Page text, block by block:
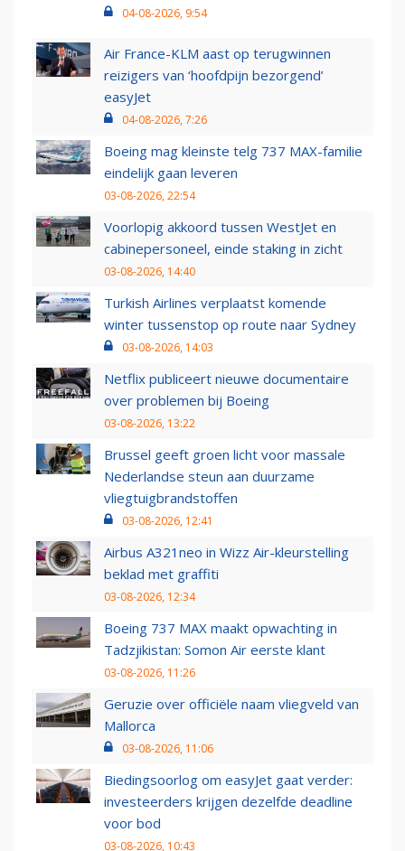
04-08-2026, 9:54
Air France-KLM aast op terugwinnen
reizigers van ‘hoofdpijn bezorgend’
easyJet
04-08-2026, 7:26
Boeing mag kleinste telg 737 MAX-familie
eindelijk gaan leveren
03-08-2026, 22:54
Voorlopig akkoord tussen WestJet en
cabinepersoneel, einde staking in zicht
03-08-2026, 14:40
Turkish Airlines verplaatst komende
winter tussenstop op route naar Sydney
03-08-2026, 14:03
Netflix publiceert nieuwe documentaire
over problemen bij Boeing
03-08-2026, 13:22
Brussel geeft groen licht voor massale
Nederlandse steun aan duurzame
vliegtuigbrandstoffen
03-08-2026, 12:41
Airbus A321neo in Wizz Air-kleurstelling
beklad met graffiti
03-08-2026, 12:34
Boeing 737 MAX maakt opwachting in
Tadzjikistan: Somon Air eerste klant
03-08-2026, 11:26
Geruzie over officiële naam vliegveld van
Mallorca
03-08-2026, 11:06
Biedingsoorlog om easyJet gaat verder:
investeerders krijgen dezelfde deadline
voor bod
03-08-2026, 10:43